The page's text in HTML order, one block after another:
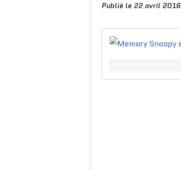
Publié le 22 avril 2016